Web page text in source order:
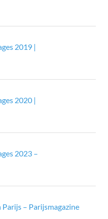
2019 |
2020 |
2023 –
Parijs – Parijsmagazine